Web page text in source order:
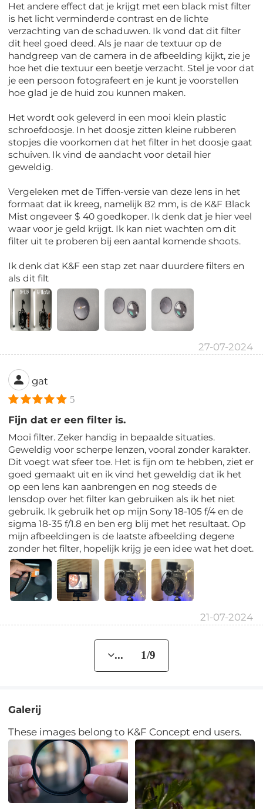
Het andere effect dat je krijgt met een black mist filter
is het licht verminderde contrast en de lichte
verzachting van de schaduwen. Ik vond dat dit filter
dit heel goed deed. Als je naar de textuur op de
handgreep van de camera in de afbeelding kijkt, zie je
hoe het die textuur een beetje verzacht. Stel je voor dat
je een persoon fotografeert en je kunt je voorstellen
hoe glad je de huid zou kunnen maken.
Het wordt ook geleverd in een mooi klein plastic
schroefdoosje. In het doosje zitten kleine rubberen
stopjes die voorkomen dat het filter in het doosje gaat
schuiven. Ik vind de aandacht voor detail hier
geweldig.
Vergeleken met de Tiffen-versie van deze lens in het
formaat dat ik kreeg, namelijk 82 mm, is de K&F Black
Mist ongeveer $ 40 goedkoper. Ik denk dat je hier veel
waar voor je geld krijgt. Ik kan niet wachten om dit
filter uit te proberen bij een aantal komende shoots.
Ik denk dat K&F een stap zet naar duurdere filters en
als dit filt
27-07-2024
gat
5
Fijn dat er een filter is.
Mooi filter. Zeker handig in bepaalde situaties.
Geweldig voor scherpe lenzen, vooral zonder karakter.
Dit voegt wat sfeer toe. Het is fijn om te hebben, ziet er
goed gemaakt uit en ik vind het geweldig dat ik het
op een lens kan aanbrengen en nog steeds de
lensdop over het filter kan gebruiken als ik het niet
gebruik. Ik gebruik het op mijn Sony 18-105 f/4 en de
sigma 18-35 f/1.8 en ben erg blij met het resultaat. Op
mijn afbeeldingen is de laatste afbeelding degene
zonder het filter, hopelijk krijg je een idee wat het doet.
21-07-2024
... 1/9
Galerij
These images belong to K&F Concept end users.